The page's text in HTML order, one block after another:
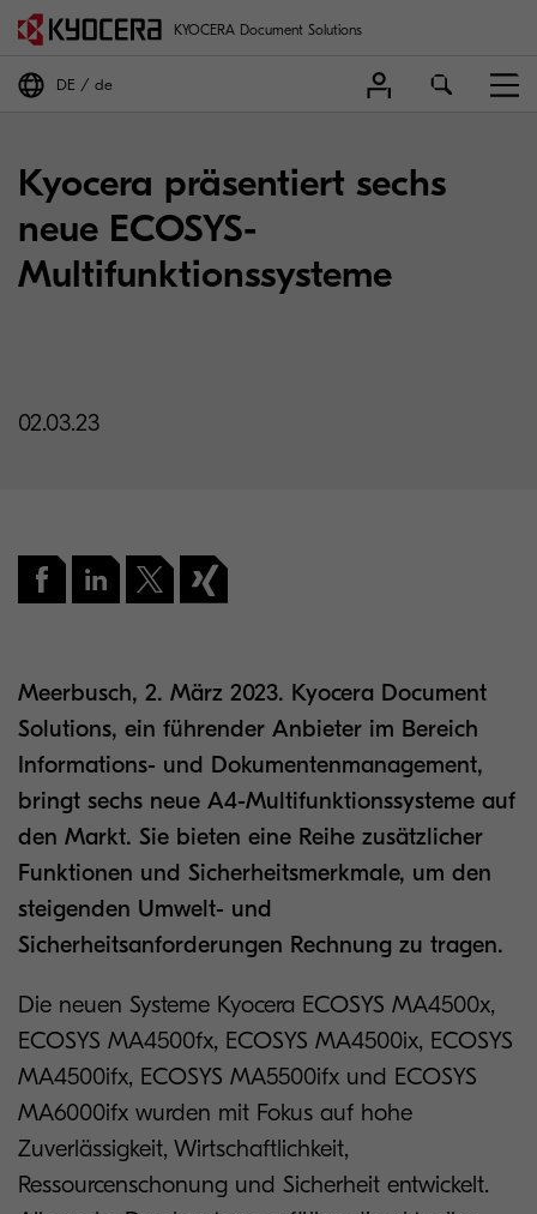
KYOCERA Document Solutions
DE de
Kyocera präsentiert sechs
neue ECOSYS-
Multifunktionssysteme
02.03.23
Meerbusch, 2. März 2023. Kyocera Document
Solutions, ein führender Anbieter im Bereich
Informations- und Dokumentenmanagement,
bringt sechs neue A4-Multifunktionssysteme auf
den Markt. Sie bieten eine Reihe zusätzlicher
Funktionen und Sicherheitsmerkmale, um den
steigenden Umwelt- und
Sicherheitsanforderungen Rechnung zu tragen.
Die neuen Systeme Kyocera ECOSYS MA4500x,
ECOSYS MA4500fx, ECOSYS MA4500ix, ECOSYS
MA4500ifx, ECOSYS MA5500ifx und ECOSYS
MA6000ifx wurden mit Fokus auf hohe
Zuverlässigkeit, Wirtschaftlichkeit,
Ressourcenschonung und Sicherheit entwickelt.